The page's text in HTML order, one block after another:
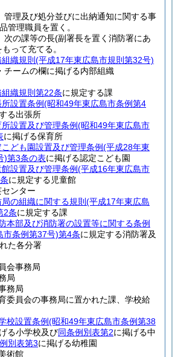
管理及び処分並びに出納通知に関する事
管理職員を置く。
次の課等の長(副署長を置く消防署にあ
もって充てる。
織規則 (平成17年東広島市規則第32号)
チームの欄に掲げる内部組織
織規則第22条に規定する課
設置条例(昭和49年東広島市条例第4
る出張所
設置及び管理条例(昭和49年東広島市
に掲げる保育所
ども園設置及び管理条例(平成28年東
)第3条の表に掲げる認定こども園
設置及び管理条例(平成16年東広島市
に規定する児童館
ンター
の組織に関する規則 (平成17年東広島
2条に規定する課
本部及び消防署の設置等に関する条例
市条例第37号)第4条に規定する消防署及
た各分署
会事務局
局
務局
委員会の事務局に置かれた課、学校給
校設置条例(昭和49年東広島市条例第38
る小学校及び同条例別表第2に掲げる中
別表第3に掲げる幼稚園
術館